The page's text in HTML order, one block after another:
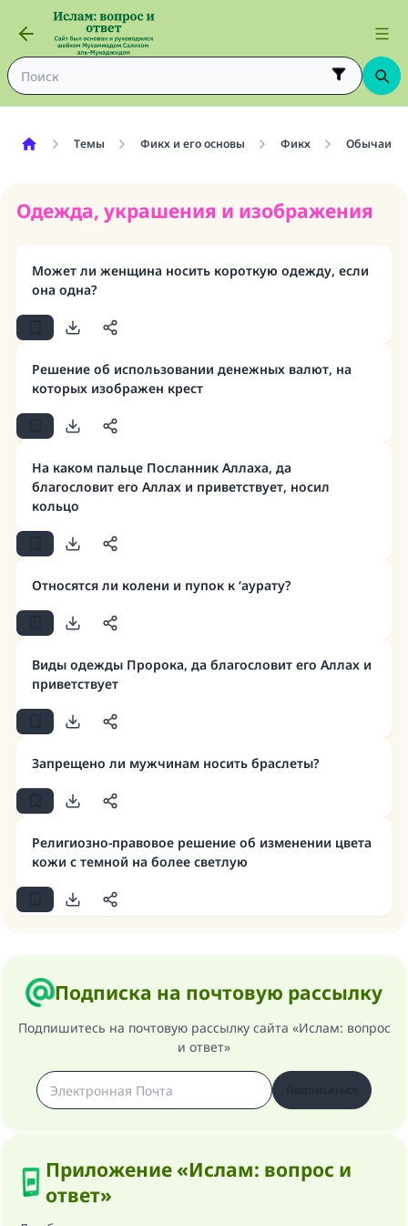
Темы Фикх и его основы Фикх Обычаи
Одежда, украшения и изображения
Может ли женщина носить короткую одежду, если
она одна?
Решение об использовании денежных валют, на
которых изображен крест
На каком пальце Посланник Аллаха, да
благословит его Аллах и приветствует, носил
кольцо
Относятся ли колени и пупок к ‘аурату?
Виды одежды Пророка, да благословит его Аллах и
приветствует
Запрещено ли мужчинам носить браслеты?
Религиозно-правовое решение об изменении цвета
кожи с темной на более светлую
Подписка на почтовую рассылку
Подпишитесь на почтовую рассылку сайта «Ислам: вопрос
и ответ»
Приложение «Ислам: вопрос и
ответ»
Ответ № 110845 помог сохранить
брак.
благословение, сказал:
же награда как и совершившему его»
(МУСЛИМ, № 1893).
Участвуйте сейчас!